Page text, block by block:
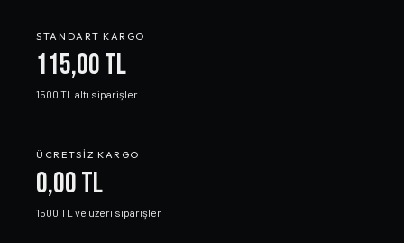
STANDART KARGO
115,00 TL
1500 TL altı siparişler
ÜCRETSIZ KARGO
0,00 TL
1500 TL ve üzeri siparişler